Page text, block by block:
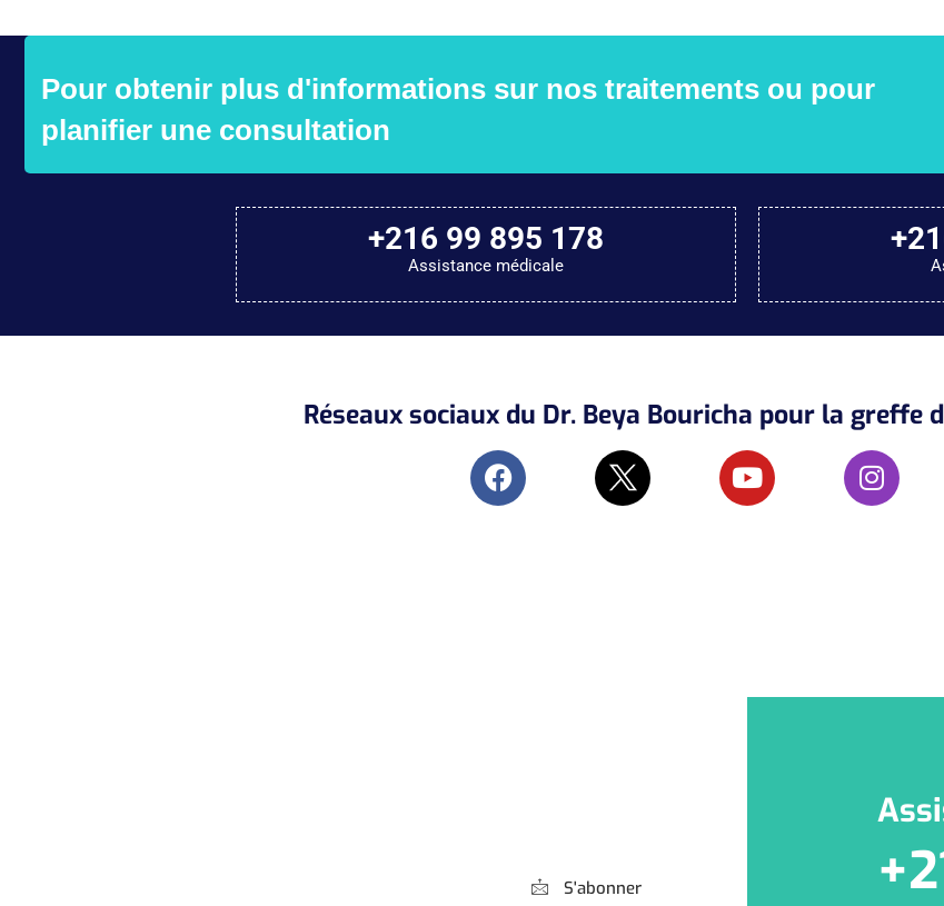
Pour obtenir plus d'informations sur nos traitements ou pour
planifier une consultation
+216 99 895 178
Assistance médicale
Réseaux sociaux du Dr. Beya Bouricha pour la greffe
S'abonner